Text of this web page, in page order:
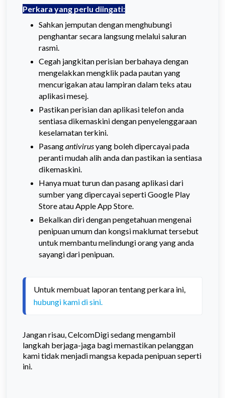
Perkara yang perlu diingati:
Sahkan jemputan dengan menghubungi
penghantar secara langsung melalui saluran
rasmi.
Cegah jangkitan perisian berbahaya dengan
mengelakkan mengklik pada pautan yang
mencurigakan atau lampiran dalam teks atau
aplikasi mesej.
Pastikan perisian dan aplikasi telefon anda
sentiasa dikemaskini dengan penyelenggaraan
keselamatan terkini.
Pasangantivirusyang boleh dipercayai pada
peranti mudah alih anda dan pastikan ia sentiasa
dikemaskini.
Hanya muat turun dan pasang aplikasi dari
sumber yang dipercayai seperti Google Play
Store atau Apple App Store.
Bekalkan diri dengan pengetahuan mengenai
penipuan umum dan kongsi maklumat tersebut
untuk membantu melindungi orang yang anda
sayangi dari penipuan.
hubungi kami di sini.
Jangan risau, CelcomDigi sedang mengambil
langkah berjaga-jaga bagi memastikan pelanggan
kami tidak menjadi mangsa kepada penipuan seperti
ini.